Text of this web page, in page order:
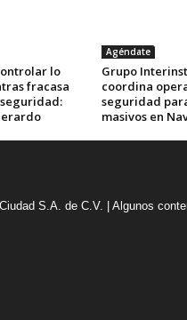
lo
fracasa
Agéndate
Grupo
coordina
seguridad
masivos en
S.A. de C.V. | Algunos